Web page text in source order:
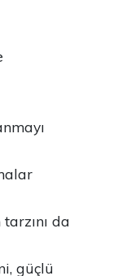
da
güçlü